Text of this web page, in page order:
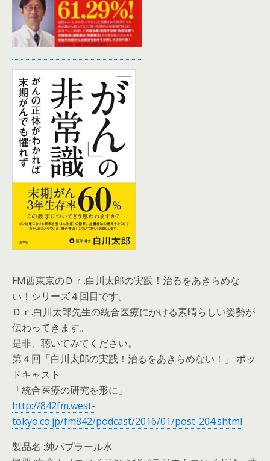
FM西東京のＤｒ.白川太郎の実践！治るをあきらめな
い！シリーズ４回目です。
Ｄｒ.白川太郎先生の統合医療にかける素晴らしい姿勢が
伝わってきます。
是非、聴いてみてください。
第４回「白川太郎の実践！治るをあきらめない！」 ポッ
ドキャスト
「統合医療の研究を形に」
http://842fm.west-
tokyo.co.jp/fm842/podcast/2016/01/post-204.shtml
製品名 :純パプラール水